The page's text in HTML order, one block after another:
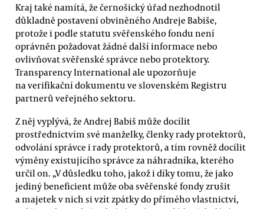
Kraj také namítá, že černošický úřad nezhodnotil
důkladně postavení obviněného Andreje Babiše,
protože i podle statutu svěřenského fondu není
oprávněn požadovat žádné další informace nebo
ovlivňovat svěřenské správce nebo protektory.
Transparency International ale upozorňuje
na verifikační dokumentu ve slovenském Registru
partnerů veřejného sektoru.
Z něj vyplývá, že Andrej Babiš může docílit
prostřednictvím své manželky, členky rady protektorů,
odvolání správce i rady protektorů, a tím rovněž docílit
výměny existujícího správce za náhradníka, kterého
určil on. „V důsledku toho, jakož i díky tomu, že jako
jediný beneficient může oba svěřenské fondy zrušit
a majetek v nich si vzít zpátky do přímého vlastnictví,